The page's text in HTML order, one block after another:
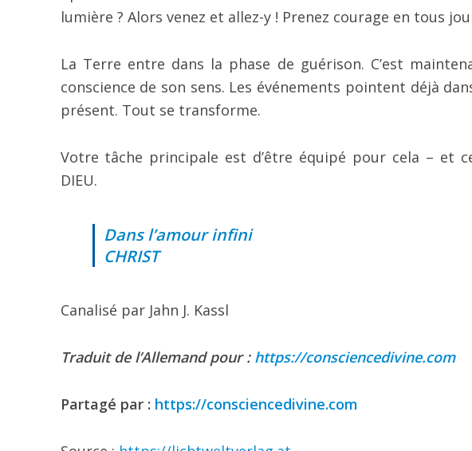
lumière ? Alors venez et allez-y ! Prenez courage en tous
La Terre entre dans la phase de guérison. C’est
conscience de son sens. Les événements pointent déjà
présent. Tout se transforme.
Votre tâche principale est d’être équipé pour cela – et
DIEU.
Dans l’amour infini
CHRIST
Canalisé par Jahn J. Kassl
Traduit de l’Allemand pour : https://consciencedivine.com
Partagé par : https://consciencedivine.com